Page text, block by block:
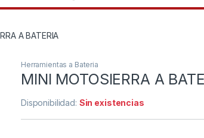
A BATERIA
Herramientas a Bateria
MINI MOTOSIERRA A
Disponibilidad: Sin existencias